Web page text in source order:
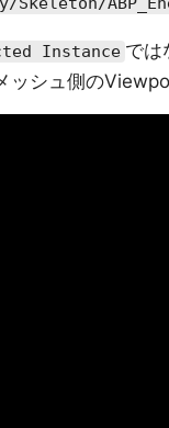
Instance では
ッシュ側の